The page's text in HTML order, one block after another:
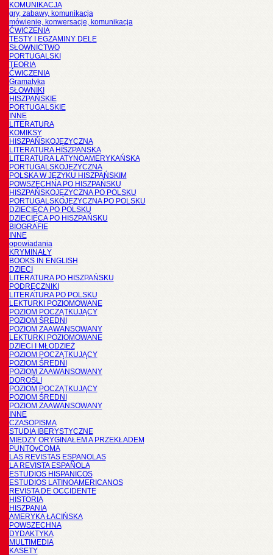
KOMUNIKACJA
gry, zabawy, komunikacja
mówienie, konwersacje, komunikacja
ĆWICZENIA
TESTY I EGZAMINY DELE
SŁOWNICTWO
PORTUGALSKI
TEORIA
ĆWICZENIA
Gramatyka
SŁOWNIKI
HISZPAŃSKIE
PORTUGALSKIE
INNE
LITERATURA
KOMIKSY
HISZPAŃSKOJĘZYCZNA
LITERATURA HISZPANSKA
LITERATURA LATYNOAMERYKAŃSKA
PORTUGALSKOJĘZYCZNA
POLSKA W JĘZYKU HISZPAŃSKIM
POWSZECHNA PO HISZPAŃSKU
HISZPAŃSKOJĘZYCZNA PO POLSKU
PORTUGALSKOJĘZYCZNA PO POLSKU
DZIECIĘCA PO POLSKU
DZIECIĘCA PO HISZPAŃSKU
BIOGRAFIE
INNE
opowiadania
KRYMINAŁY
BOOKS IN ENGLISH
DZIECI
LITERATURA PO HISZPAŃSKU
PODRĘCZNIKI
LITERATURA PO POLSKU
LEKTURKI POZIOMOWANE
POZIOM POCZĄTKUJĄCY
POZIOM ŚREDNI
POZIOM ZAAWANSOWANY
LEKTURKI POZIOMOWANE
DZIECI I MŁODZIEŻ
POZIOM POCZĄTKUJĄCY
POZIOM ŚREDNI
POZIOM ZAAWANSOWANY
DOROŚLI
POZIOM POCZĄTKUJĄCY
POZIOM ŚREDNI
POZIOM ZAAWANSOWANY
INNE
CZASOPISMA
STUDIA IBERYSTYCZNE
MIĘDZY ORYGINAŁEM A PRZEKŁADEM
PUNTOyCOMA
LAS REVISTAS ESPANOLAS
LA REVISTA ESPAÑOLA
ESTUDIOS HISPANICOS
ESTUDIOS LATINOAMERICANOS
REVISTA DE OCCIDENTE
HISTORIA
HISZPANIA
AMERYKA ŁACIŃSKA
POWSZECHNA
DYDAKTYKA
MULTIMEDIA
KASETY